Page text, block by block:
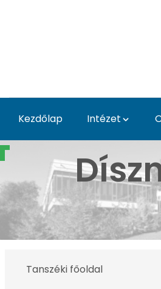
Kezdőlap Intézet
Tavaszi
Tanszéki főoldal